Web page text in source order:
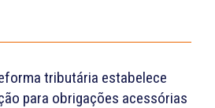
tributária estabelece
para obrigações acessórias